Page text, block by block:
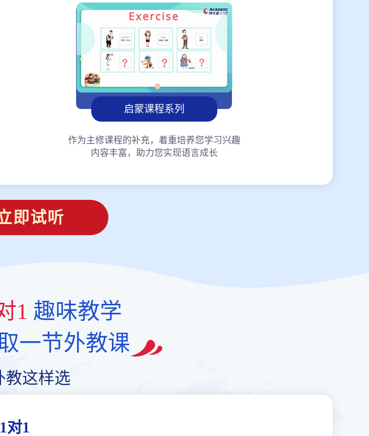
启蒙课程系列
作为主修课程的补充，着重培养您学习兴趣
内容丰富，助力您实现语言成长
即试听
1 趣味教学
一节外教课
教这样选
对1